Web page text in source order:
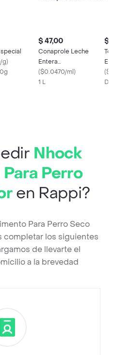
g)
$ 47,00
Conaprole Leche
Entera
Ultrapasteurizada
($0.0470/ml)
1 L
$
(
Nhock
Perro
en Rappi?
Para Perro Seco
completar los siguientes
de llevarte el
a la brevedad